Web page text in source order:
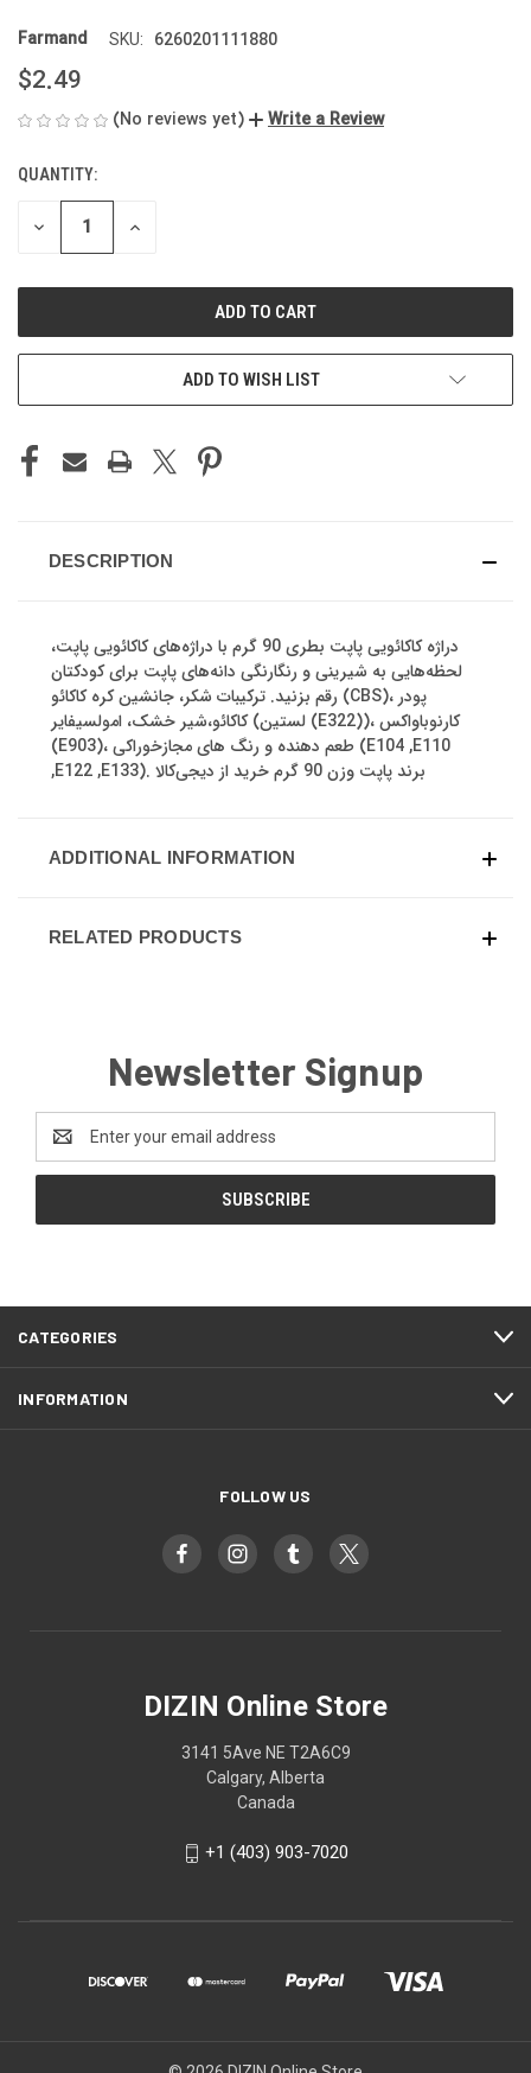
Farmand SKU: 6260201111880
$2.49
(No reviews yet) Write a Review
CURRENT
STOCK:
QUANTITY:
DECREASE INCREASE
ADD TO WISH LIST
DESCRIPTION
دراژه کاکائویی پاپت بطری 90 گرم با دراژه‌های کاکائویی پاپت،
لحظه‌هایی به شیرینی و رنگارنگی دانه‌های پاپت برای کودکتان
رقم بزنید. ترکیبات شکر، جانشین کره کاکائو (CBS)، پودر
کاکائو،شیر خشک، امولسیفایر (لستین (E322))، کارنوباواکس
(E903)، طعم دهنده و رنگ های مجازخوراکی (E104 ,E110
ADDITIONAL INFORMATION
RELATED PRODUCTS
Newsletter Signup
Email
Address
CATEGORIES
INFORMATION
FOLLOW US
DIZIN Online Store
3141 5Ave NE T2A6C9
Calgary, Alberta
Canada
+1 (403) 903-7020